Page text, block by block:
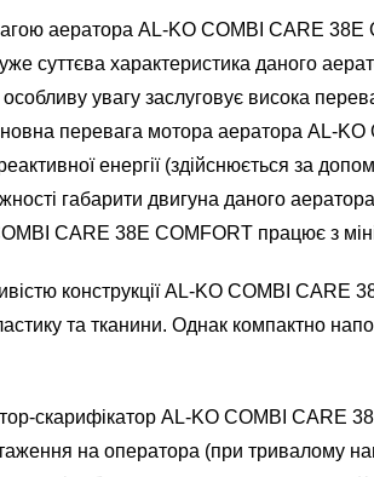
аератора AL-KO COMBI CARE 38E
суттєва характеристика даного
увагу заслуговує висока
перевага мотора аератора AL-
енергії (здійснюється за
габарити двигуна даного
CARE 38E COMFORT працює з
конструкції AL-KO COMBI CARE
та тканини. Однак компактно
скарифікатор AL-KO COMBI CARE
на оператора (при тривалому